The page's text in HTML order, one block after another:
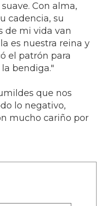
Con alma,
cadencia, su
de mi vida van
es nuestra reina y
el patrón para
bendiga."
que nos
lo negativo,
mucho cariño por